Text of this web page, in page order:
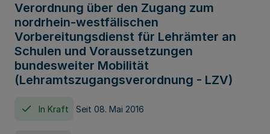
Verordnung über den Zugang zum
nordrhein-westfälischen
Vorbereitungsdienst für Lehrämter an
Schulen und Voraussetzungen
bundesweiter Mobilität
(Lehramtszugangsverordnung - LZV)
In Kraft Seit 08. Mai 2016